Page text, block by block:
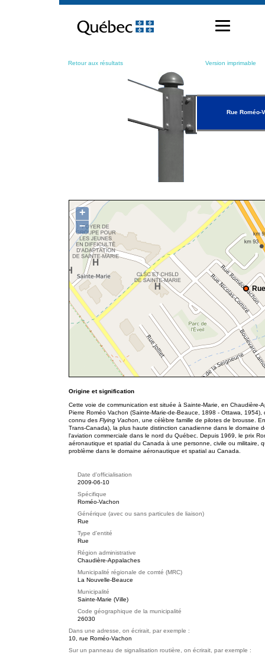
contenu
Retour aux résultats Version imprimable
Rue Roméo-
+
−
Origine et signification
Cette voie de communication est située à Sainte-Marie, en
Pierre Roméo Vachon (Sainte-Marie-de-Beauce, 1898 - Ottawa,
connu des Flying Vachon , une célèbre famille de pilotes de brousse.
Trans-Canada), la plus haute distinction canadienne dans le domaine
l'aviation commerciale dans le nord du Québec. Depuis 1969, le prix
aéronautique et spatial du Canada à une personne, civile ou militaire,
problème dans le domaine aéronautique et spatial au Canada.
Date d'officialisation
2009-06-10
Spécifique
Roméo-Vachon
Générique (avec ou sans particules de liaison)
Rue
Type d'entité
Rue
Région administrative
Chaudière-Appalaches
Municipalité régionale de comté (MRC)
La Nouvelle-Beauce
Municipalité
Sainte-Marie (Ville)
Code géographique de la municipalité
26030
Dans une adresse, on écrirait, par exemple :
10, rue Roméo-Vachon
Sur un panneau de signalisation routière, on écrirait, par exemple :